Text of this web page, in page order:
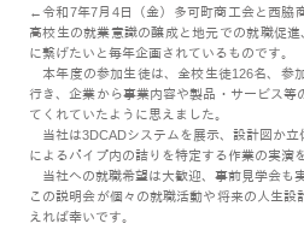
←令和7年7月4日（金）多可町商工会と西脇
高校生の就業意識の醸成と地元での就職促
に繋げたいと毎年企画されているものです。
本年度の参加生徒は、全校生徒126名、参
行き、企業から事業内容や製品・サービス等
てくれていたように思えました。
当社は3DCADシステムを展示、設計図か立
によるパイプ内の詰りを特定する作業の実演
当社への就職希望は大歓迎、事前見学会も実
この説明会が個々の就職活動や将来の人生
えれば幸いです。